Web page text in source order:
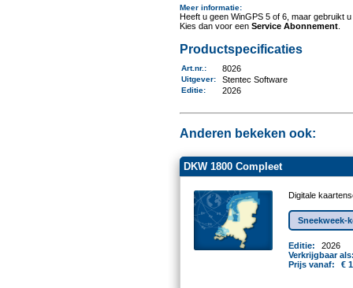
Meer informatie:
Heeft u geen WinGPS 5 of 6, maar gebruikt
Kies dan voor een Service Abonnement.
Productspecificaties
Art.nr. : 8026
Uitgever: Stentec Software
Editie: 2026
Anderen bekeken ook:
DKW 1800 Compleet
Digitale
Sneekweek-
Editie:
2026
Verkrijgbaar
Prijs vanaf:
€